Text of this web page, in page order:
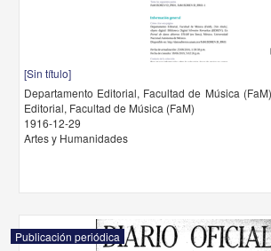
[Sin título]
Departamento Editorial, Facultad de Música
Editorial, Facultad de Música (FaM)
1916-12-29
Artes y Humanidades
Publicación periódica